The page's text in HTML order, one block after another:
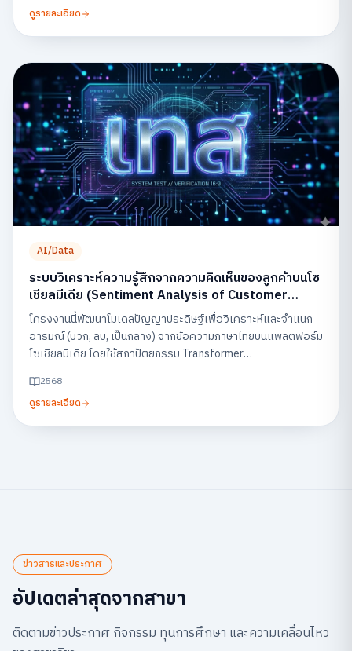
ดูรายละเอียด
AI/Data
ระบบวิเคราะห์ความรู้สึกจากความคิดเห็นของลูกค้าบนโซ
เชียลมีเดีย (Sentiment Analysis of Customer
Feedback on Social Media)
โครงงานนี้พัฒนาโมเดลปัญญาประดิษฐ์เพื่อวิเคราะห์และจำแนก
อารมณ์ (บวก, ลบ, เป็นกลาง) จากข้อความภาษาไทยบนแพลตฟอร์ม
โซเชียลมีเดีย โดยใช้สถาปัตยกรรม Transformer
ธุรกิจสามารถเข้าใจเสียงตอบรับของลูกค้าและนำไปปรับปรุง
บริการได้อย่างรวดเร็ว
2568
ดูรายละเอียด
ข่าวสารและประกาศ
อัปเดตล่าสุดจากสาขา
ติดตามข่าวประกาศ กิจกรรม ทุนการศึกษา และความเคลื่อนไหว